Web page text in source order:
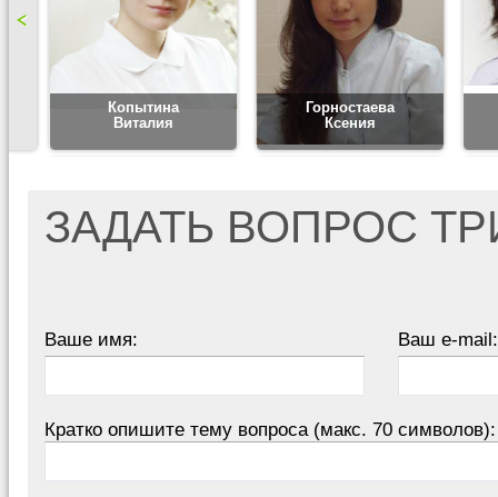
Копытина
Виталия
Горностаева
Ксения
ЗАДАТЬ ВОПРОС
Ваше имя: Ваш e-mail:
Кратко опишите тему вопроса (макс. 70 символов):